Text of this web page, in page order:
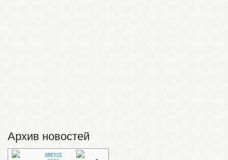
Архив новостей
август